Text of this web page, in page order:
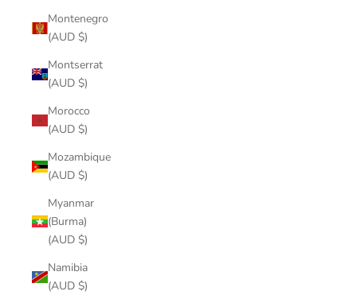
Montenegro
(AUD $)
Montserrat
(AUD $)
Morocco
(AUD $)
Mozambique
(AUD $)
Myanmar
(Burma)
(AUD $)
Namibia
(AUD $)